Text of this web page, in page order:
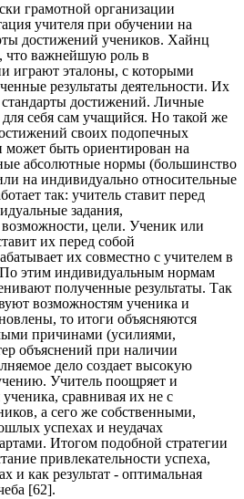
грамотной организации
учителя при обучении на
достижений учеников. Хайнц
что важнейшую роль в
играют эталоны, с которыми
результаты деятельности. Их
достижений. Личные
себя сам учащийся. Но такой же
своих подопечных
быть ориентирован на
абсолютные нормы (большинство
на индивидуально относительные
так: учитель ставит перед
задания,
цели. Ученик или
их перед собой
их совместно с учителем в
По этим индивидуальным нормам
полученные результаты. Так
возможностям ученика и
то итоги объясняются
причинами (усилиями,
объяснений при наличии
дело создает высокую
Учитель поощряет и
сравнивая их не с
а сего же собственными,
успехах и неудачах
Итогом подобной стратегии
привлекательности успеха,
и как результат - оптимальная
[62].